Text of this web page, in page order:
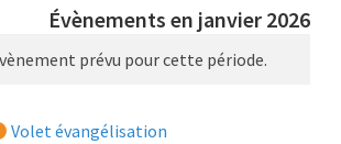
Évènements en janvier 2026
prévu pour cette période.
Volet évangélisation